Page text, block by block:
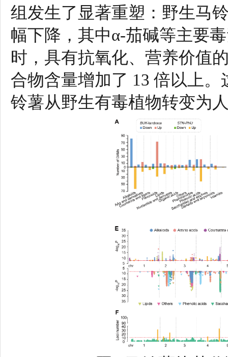
组发生了显著重塑：野生马
幅下降，其中α-茄碱等主要
时，具有抗氧化、营养价值
合物含量增加了 13 倍以上
铃薯从野生有毒植物转变为